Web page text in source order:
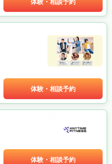
体験・相談予約
体験・相談予約